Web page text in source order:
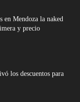
en Mendoza la naked
y precio
los descuentos para